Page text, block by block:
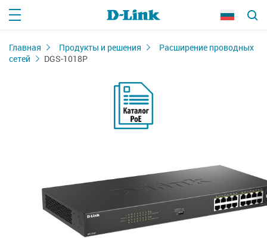
Главная Продукты и решения
Расширение проводных
сетей
DGS-1018P